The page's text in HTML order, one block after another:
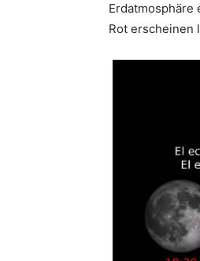
Erdatmosphäre
Rot erscheinen